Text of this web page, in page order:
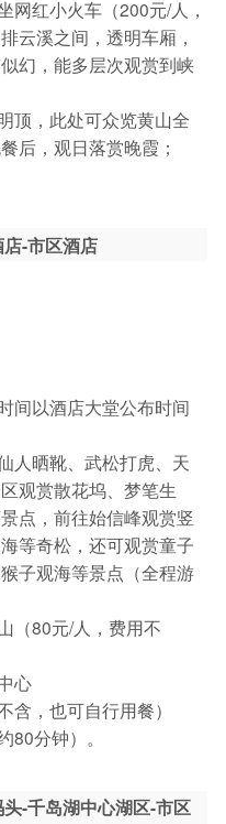
网红小火车（200元/人，
云溪之间，透明车厢，
幻，能多层次观赏到峡
顶，此处可众览黄山全
后，观日落赏晚霞；
-市区酒店
间以酒店大堂公布时间
人晒靴、武松打虎、天
观赏散花坞、梦笔生
点，前往始信峰观赏竖
等奇松，还可观赏童子
子观海等景点（全程游
（80元/人，费用不
心
含，也可自行用餐）
80分钟）。
-千岛湖中心湖区-市区